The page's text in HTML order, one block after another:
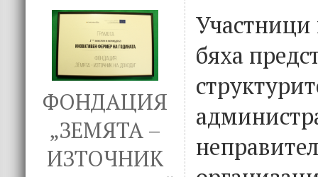
ФОНДАЦИЯ
„ЗЕМЯТА –
ИЗТОЧНИК
Участници
бяха